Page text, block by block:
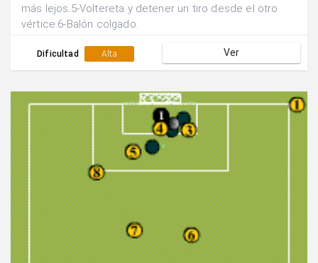
más lejos.5-Voltereta y detener un tiro desde el otro
vértice.6-Balón colgado.
Dificultad Alta Ver